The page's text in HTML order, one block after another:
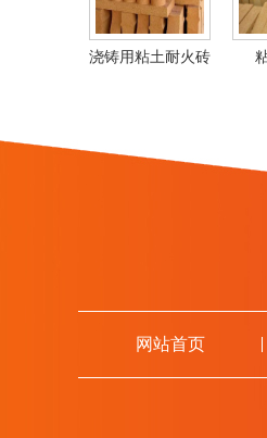
浇铸用粘土耐火砖
网站首页